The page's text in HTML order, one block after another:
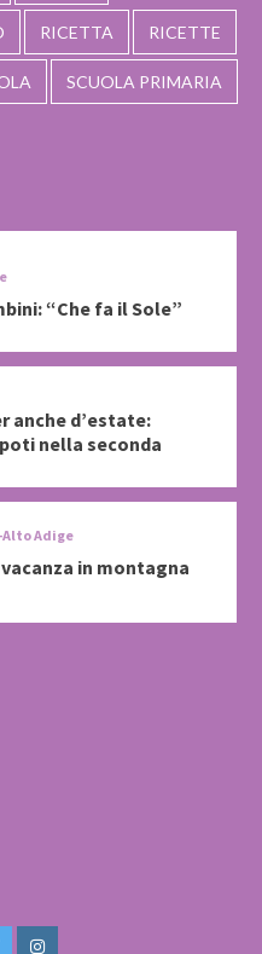
RICETTA RICETTE
SCUOLA PRIMARIA
“Che fa il Sole”
anche d’estate:
nella seconda
Adige
in montagna